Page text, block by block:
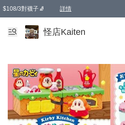
$108/3對襪子🧦 詳情
卡通傘☂️2把8折
購物滿 HKD 650.00即享免運費優惠！（適用於
怪店Kaiten